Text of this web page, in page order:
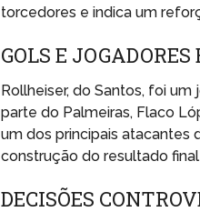
torcedores e indica um
GOLS E
Rollheiser, do Santos, foi
parte do Palmeiras, Flaco
um dos principais atacantes
construção do resultado
DECISÕES